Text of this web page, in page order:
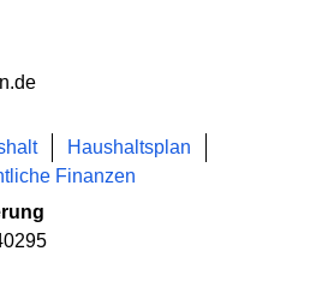
Haushaltsplan
Finanzen